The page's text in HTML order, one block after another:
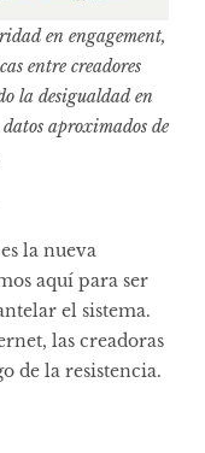
en engagement,
entre creadores
la desigualdad en
aproximados de
la nueva
aquí para ser
el sistema.
las creadoras
de la resistencia.